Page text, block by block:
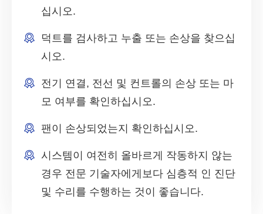
십시오.
덕트를 검사하고 누출 또는 손상을 찾으십
시오.
전기 연결, 전선 및 컨트롤의 손상 또는 마
모 여부를 확인하십시오.
팬이 손상되었는지 확인하십시오.
시스템이 여전히 올바르게 작동하지 않는
경우 전문 기술자에게보다 심층적 인 진단
및 수리를 수행하는 것이 좋습니다.